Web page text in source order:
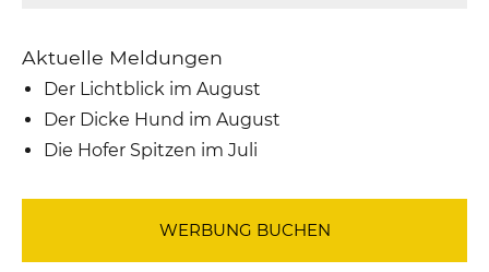
Aktuelle Meldungen
Der Lichtblick im August
Der Dicke Hund im August
Die Hofer Spitzen im Juli
WERBUNG BUCHEN